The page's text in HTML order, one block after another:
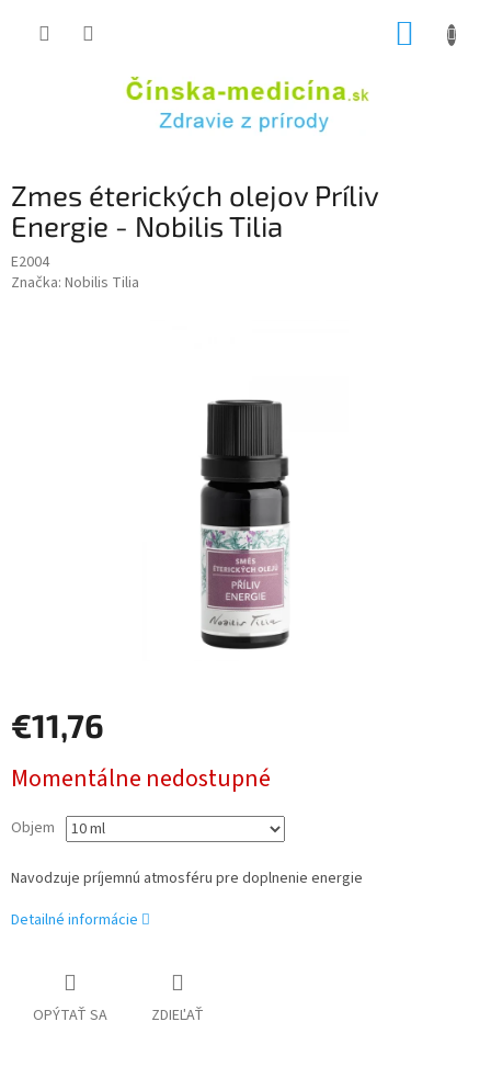
Zmes éterických olejov Príliv
Energie - Nobilis Tilia
E2004
Značka: Nobilis Tilia
€11,76
cena:
Momentálne nedostupné
Objem
Navodzuje príjemnú atmosféru pre doplnenie energie
Detailné informácie
OPÝTAŤ SA ZDIEĽAŤ